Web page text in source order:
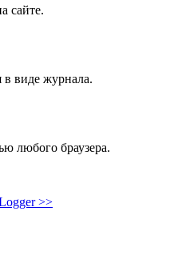
сайте.
в виде журнала.
любого браузера.
>>